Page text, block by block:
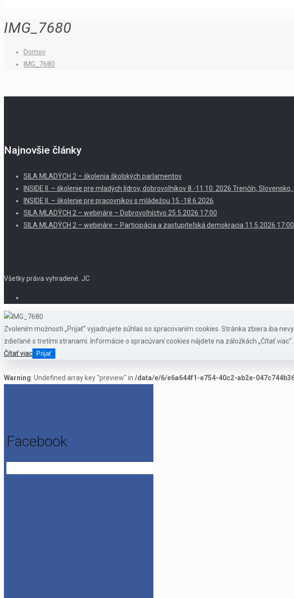
IMG_7680
Domov
IMG_7680
Najnovšie články
SILA MLADÝCH 2 – školenia školských parlamentov
INSIDE II. – školenie pre mladých lídrov, dobrovoľníkov 8.-11.10. 2026 Trenčín,
INSIDE II. – školenie pre pracovníkov s mládežou 15.-18.6.2026
SILA MLADÝCH 2 – webináre – Dobrovoľníctvo 25.5.2026 17:00
SILA MLADÝCH 2 – webináre – Participácia a zastupiteľská demokracia 11.5.2026 17:00
Všetky práva vyhradené. JC
Zvolením možnosti „Prijať“ vyjadrujete súhlas so spracovaním cookies. Stránka zbiera iba
zdieľané s tretími stranami. Informácie o spracúvaní cookies nájdete na záložkách „Čítať viac“.
Čítať viac
Prijať
Warning: Undefined array key "preview" in /data/e/6/e6a644f1-e754-40c2-ab2e-
Facebook